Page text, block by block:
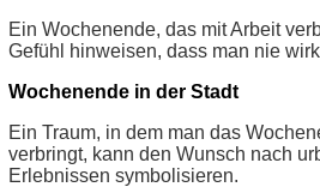
Ein Wochenende, das mit Arbeit
Gefühl hinweisen, dass man nie
Wochenende in der Stadt
Ein Traum, in dem man das
verbringt, kann den Wunsch nach
Erlebnissen symbolisieren.